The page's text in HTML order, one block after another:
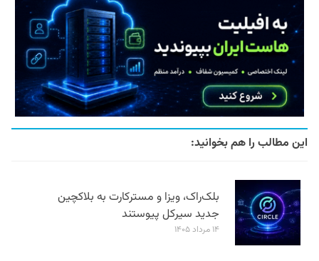
این مطالب را هم بخوانید:
بلک‌راک، ویزا و مسترکارت به بلاکچین
جدید سیرکل پیوستند
۱۴ مرداد ۱۴۰۵